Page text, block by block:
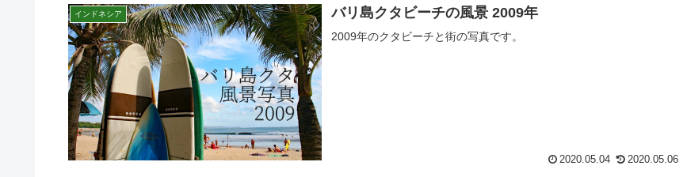
インドネシア バリ島クタビーチの風景 2009年
2009年のクタビーチと街の写真です。
2020.05.04 2020.05.06